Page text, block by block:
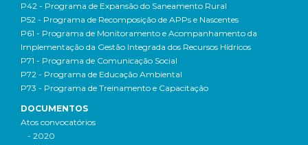
P42 - Programa de Expansão do Saneamento Rural
P52 - Programa de Recomposição de APPs e Nascentes
P61 - Programa de Monitoramento e Acompanhamento da
Implementação da Gestão Integrada dos Recursos Hídricos
P71 - Programa de Comunicação Social
P72 - Programa de Educação Ambiental
P73 - Programa de Treinamento e Capacitação
DOCUMENTOS
Atos convocatórios
- 2020